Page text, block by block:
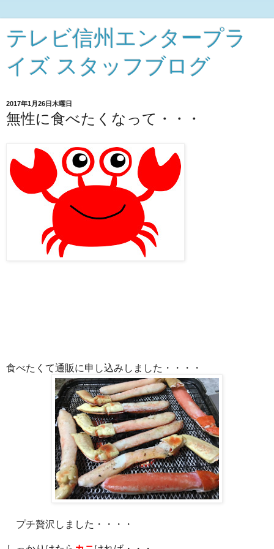
テレビ信州エンタープラ
イズ スタッフブログ
2017年1月26日木曜日
無性に食べたくなって・・・
食べたくて通販に申し込みしました・・・・
プチ贅沢しました・・・・